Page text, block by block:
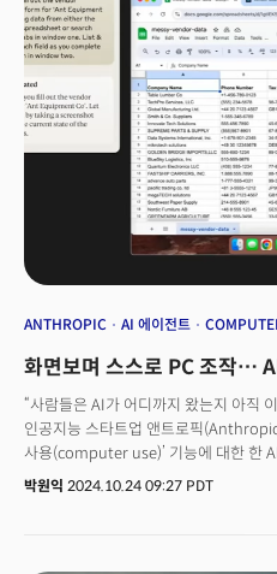
사용된 단어 sink를 강조하기 위해 세면
됐고, 실제로 트위터는 회사명 변경, 대
겪었다.
ANTHROPIC AI 에이전트
화면보며 스스로 PC 조작…
“사람들은 AI가 어디까지 왔는지 아직
인공지능 스타트업 앤트로픽
사용(computer use)’ 기능에 대한 한
발전 속도가 너무 빨라 일반 대중은 이
박원익 2024.10.24 09:27 PDT